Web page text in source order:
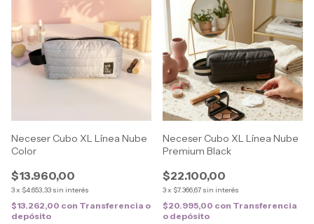
Neceser Cubo XL Línea Nube
Color
$13.960,00
3x $4.653,33 sin interés
$13.262,00 con Transferencia o
depósito
Neceser Cubo XL Línea Nube
Premium Black
$22.100,00
3x $7.366,67 sin interés
$20.995,00 con Transferencia
o depósito